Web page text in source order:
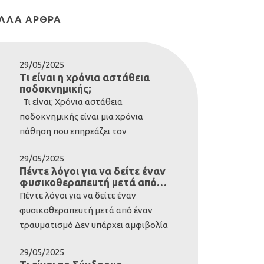
ΆΡΘΡΑ
29/05/2025
Τι είναι η χρόνια αστάθεια
ποδοκνημικής;
Τι είναι; Χρόνια αστάθεια
ποδοκνημικής είναι μια χρόνια
πάθηση που επηρεάζει τον
δομές. Συνήθως αναπτύσσεται μετά
από σοβαρό διάστρεμμα της
ποδοκνημικής. Ωστόσο, ορισμένοι
άνθρωποι είναι εκ γενετής με
λιγότερο σταθερούς αστραγάλους-
ιδιαίτερα εύκαμπτο σώμα. Περίπου
29/05/2025
Πέντε λόγοι για να δείτε έναν
φυσικοθεραπευτή μετά από
έναν τραυματισμό
Πέντε λόγοι για να δείτε έναν
φυσικοθεραπευτή μετά από έναν
τραυματισμό Δεν υπάρχει αμφιβολία
ιδιαίτερα ανθεκτικό. Αν εξαιρέσουμε
29/05/2025